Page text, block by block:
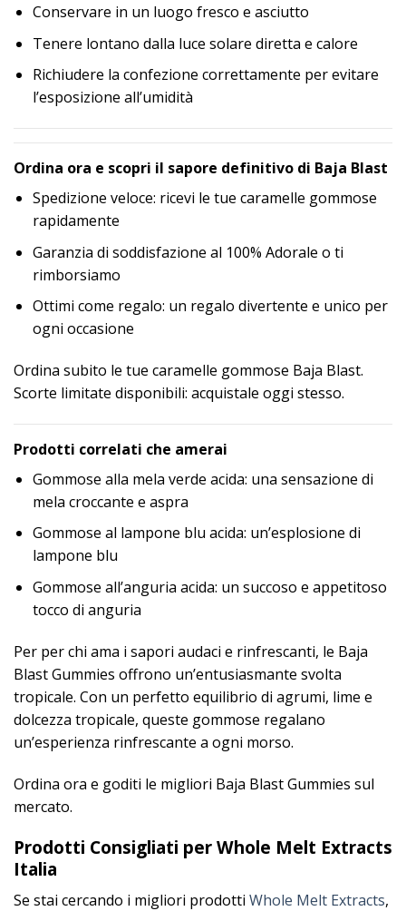
Conservare in un luogo fresco e asciutto
Tenere lontano dalla luce solare diretta e calore
Richiudere la confezione correttamente per evitare
l’esposizione all’umidità
Ordina ora e scopri il sapore definitivo di Baja Blast
Spedizione veloce: ricevi le tue caramelle gommose
rapidamente
Garanzia di soddisfazione al 100% Adorale o ti
rimborsiamo
Ottimi come regalo: un regalo divertente e unico per
ogni occasione
Ordina subito le tue caramelle gommose Baja Blast.
Scorte limitate disponibili: acquistale oggi stesso.
Prodotti correlati che amerai
Gommose alla mela verde acida: una sensazione di
mela croccante e aspra
Gommose al lampone blu acida: un’esplosione di
lampone blu
Gommose all’anguria acida: un succoso e appetitoso
tocco di anguria
Per per chi ama i sapori audaci e rinfrescanti, le Baja
Blast Gummies offrono un’entusiasmante svolta
tropicale. Con un perfetto equilibrio di agrumi, lime e
dolcezza tropicale, queste gommose regalano
un’esperienza rinfrescante a ogni morso.
Ordina ora e goditi le migliori Baja Blast Gummies sul
mercato.
Prodotti Consigliati per Whole Melt Extracts
Italia
Se stai cercando i migliori prodotti Whole Melt Extracts,